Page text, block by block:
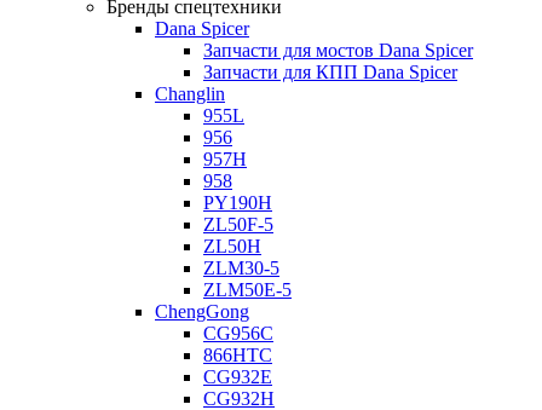
Бренды спецтехники
Dana Spicer
Запчасти для мостов Dana Spicer
Запчасти для КПП Dana Spicer
Changlin
955L
956
957H
958
PY190H
ZL50F-5
ZL50H
ZLM30-5
ZLM50E-5
ChengGong
CG956C
866HTC
CG932E
CG932H